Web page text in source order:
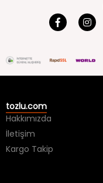
tozlu.com
Hakkımızda
İletişim
Kargo Takip